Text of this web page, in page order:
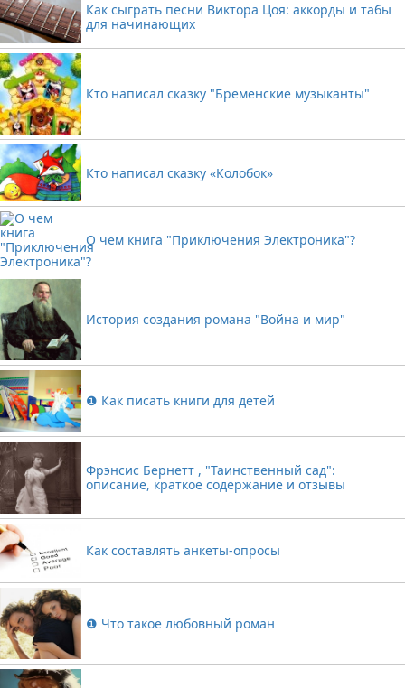
Как сыграть песни Виктора Цоя: аккорды и табы
для начинающих
Кто написал сказку "Бременские музыканты"
Кто написал сказку «Колобок»
О чем книга "Приключения Электроника"?
История создания романа "Война и мир"
❶ Как писать книги для детей
Фрэнсис Бернетт , "Таинственный сад":
описание, краткое содержание и отзывы
Как составлять анкеты-опросы
❶ Что такое любовный роман